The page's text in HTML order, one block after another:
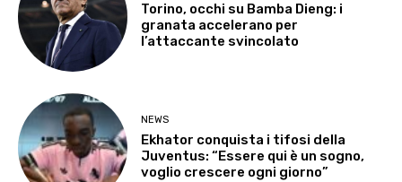
Torino, occhi su Bamba Dieng: i
granata accelerano per
l’attaccante svincolato
NEWS
Ekhator conquista i tifosi della
Juventus: “Essere qui è un sogno,
voglio crescere ogni giorno”